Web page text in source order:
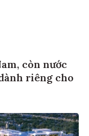
còn nước
riêng cho